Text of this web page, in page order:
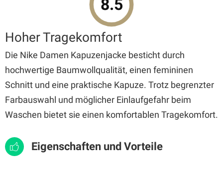
8.5
Hoher Tragekomfort
Die Nike Damen Kapuzenjacke besticht durch
hochwertige Baumwollqualität, einen femininen
Schnitt und eine praktische Kapuze. Trotz begrenzter
Farbauswahl und möglicher Einlaufgefahr beim
Waschen bietet sie einen komfortablen Tragekomfort.
Eigenschaften und Vorteile